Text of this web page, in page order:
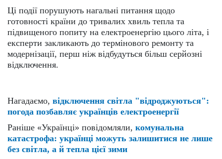
Ці події порушують нагальні питання щодо
готовності країни до тривалих хвиль тепла та
підвищеного попиту на електроенергію цього літа, і
експерти закликають до термінового ремонту та
модернізації, перш ніж відбудуться більш серйозні
відключення.
Нагадаємо, відключення світла "відроджуються":
погода позбавляє українців електроенергії
Раніше «Українці» повідомляли, комунальна
катастрофа: українці можуть залишитися не лише
без світла, а й тепла цієї зими